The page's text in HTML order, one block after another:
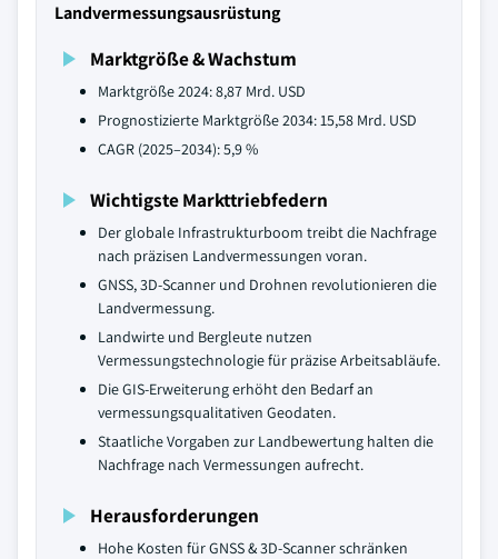
Landvermessungsausrüstung
Marktgröße & Wachstum
Marktgröße 2024: 8,87 Mrd. USD
Prognostizierte Marktgröße 2034: 15,58 Mrd. USD
CAGR (2025–2034): 5,9 %
Wichtigste Markttriebfedern
Der globale Infrastrukturboom treibt die Nachfrage
nach präzisen Landvermessungen voran.
GNSS, 3D-Scanner und Drohnen revolutionieren die
Landvermessung.
Landwirte und Bergleute nutzen
Vermessungstechnologie für präzise Arbeitsabläufe.
Die GIS-Erweiterung erhöht den Bedarf an
vermessungsqualitativen Geodaten.
Staatliche Vorgaben zur Landbewertung halten die
Nachfrage nach Vermessungen aufrecht.
Herausforderungen
Hohe Kosten für GNSS & 3D-Scanner schränken